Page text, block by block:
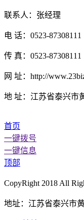
联系人：张经理
电 话：0523-87308111
传 真：0523-87308111
网 址：http://
地 址：江苏省泰兴市
首页
一键拨号
一键信息
顶部
CopyRight 2018 All
地址：江苏省泰兴市